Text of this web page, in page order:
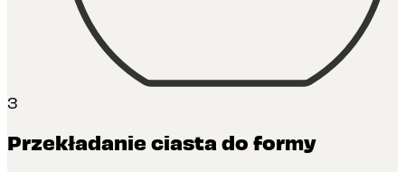
3
Przekładanie ciasta do formy